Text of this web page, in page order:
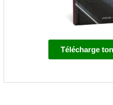
Télécharge